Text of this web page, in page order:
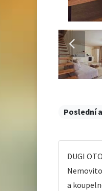
Poslední
DUGI
a